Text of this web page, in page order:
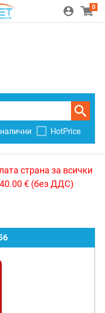
0
HotPrice
страна за всички
€ (без ДДС)